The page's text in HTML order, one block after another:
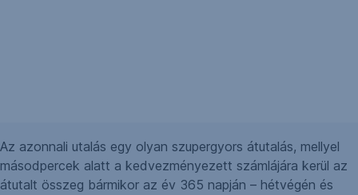
Az azonnali utalás egy olyan szupergyors átutalás, mellyel
másodpercek alatt a kedvezményezett számlájára kerül az
átutalt összeg bármikor az év 365 napján – hétvégén és